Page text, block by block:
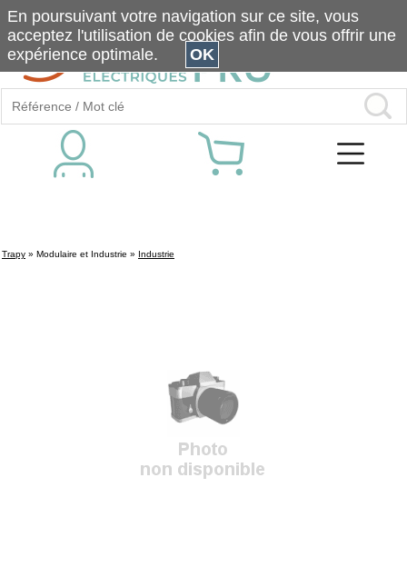
Trapy » Modulaire et Industrie » Industrie
En poursuivant votre navigation sur ce site, vous
acceptez l'utilisation de cookies afin de vous offrir une
expérience optimale.
OK